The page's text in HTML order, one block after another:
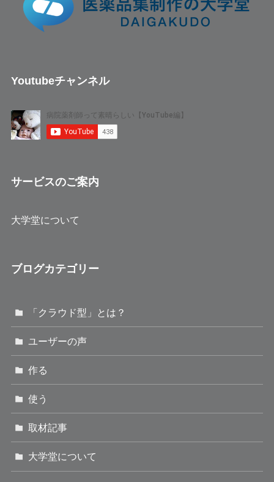
Youtubeチャンネル
サービスのご案内
大学堂について
ブログカテゴリー
「クラウド型」とは？
ユーザーの声
作る
使う
取材記事
大学堂について